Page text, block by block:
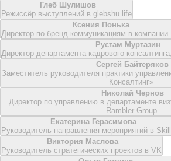
Глеб Шулишов
Режиссёр выступлений в glebshu.life
Ксения Понька
Директор по бренд-коммуникациям в компании
Рустам Муртазин
Директор департамента кадрового
Сергей Байтеряков
Заместитель руководителя практики
Консалтинг»
Николай Чернов
Директор по управлению в департаменте
Rambler Group
Екатерина Герасимова
Руководитель направления мероприятий в
Виктория Маслова
Руководитель стратегических проектов в VK